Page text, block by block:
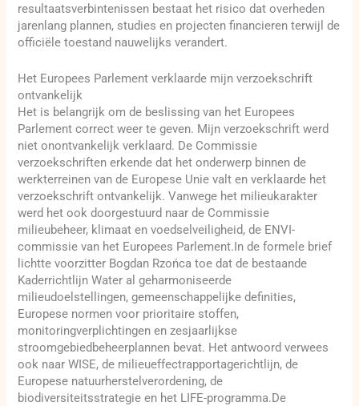
resultaatsverbintenissen bestaat het risico dat overheden
jarenlang plannen, studies en projecten financieren terwijl de
officiële toestand nauwelijks verandert.
Het Europees Parlement verklaarde mijn verzoekschrift
ontvankelijk
Het is belangrijk om de beslissing van het Europees
Parlement correct weer te geven. Mijn verzoekschrift werd
niet onontvankelijk verklaard. De Commissie
verzoekschriften erkende dat het onderwerp binnen de
werkterreinen van de Europese Unie valt en verklaarde het
verzoekschrift ontvankelijk. Vanwege het milieukarakter
werd het ook doorgestuurd naar de Commissie
milieubeheer, klimaat en voedselveiligheid, de ENVI-
commissie van het Europees Parlement.In de formele brief
lichtte voorzitter Bogdan Rzońca toe dat de bestaande
Kaderrichtlijn Water al geharmoniseerde
milieudoelstellingen, gemeenschappelijke definities,
Europese normen voor prioritaire stoffen,
monitoringverplichtingen en zesjaarlijkse
stroomgebiedbeheerplannen bevat. Het antwoord verwees
ook naar WISE, de milieueffectrapportagerichtlijn, de
Europese natuurherstelverordening, de
biodiversiteitsstrategie en het LIFE-programma.De